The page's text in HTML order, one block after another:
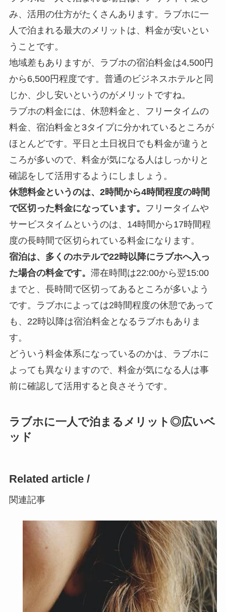
み、活用の仕方がたくさんあります。ラブホに一
人で泊まれる最大のメリットは、料金が安いとい
うことです。
地域差もありますが、
ラブホの宿泊料金は4,500円
から6,500円程度です。普通のビジネスホテルと同
じか、少し安いというのがメリットですね。
ラブホの料金には、休憩料金と、フリータイムの
料金、宿泊料金と3タイプに分かれているところが
ほとんどです。平日と土日祝日でも料金が違うと
ころが多いので、料金が気になる人はしっかりと
確認をして活用するようにしましょう。
休憩料金というのは、2時間から4時間程度の時間
で区切った料金になっています。
フリータイムや
サービスタイムというのは、14時間から17時間程
度の長時間で区切られている料金になります。
宿泊は、多くのホテルで22時以降にラブホへ入っ
た場合の料金です。 滞在時間は22:00から翌15:00
までと、長時間で区切ってあるところが多いよう
です。ラブホによっては2時間程度の休憩であって
も、22時以降は宿泊料金となるラブホもありま
す。
どういう料金体系になっているのかは、ラブホに
よっても異なりますので、料金が気になる人は事
前に確認して活用すると良さそうです。
ラブホに一人で泊まるメリット◎広いベ
ッド
Related article /
関連記事